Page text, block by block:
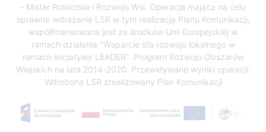
- Mister Rolnictwa i Rozwoju Wsi. Operacja mająca na celu
sprawne wdrażanie LSR w tym realizację Planu Komunikacji,
współfinansowana jest ze środków Unii Europejskiej w
ramach działania "Wsparcie dla rozwoju lokalnego w
ramach inicjatywy LEADER". Program Rozwoju Obszarów
Wiejskich na lata 2014-2020. Przewidywane wyniki operacji:
Wdrożona LSR zrealizowany Plan Komunikacji